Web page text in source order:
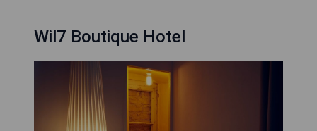
Wil7 Boutique Hotel